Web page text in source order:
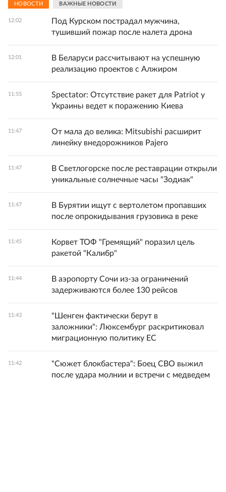
НОВОСТИ ВАЖНЫЕ НОВОСТИ
12:02
Под Курском пострадал мужчина,
тушивший пожар после налета дрона
12:01
В Беларуси рассчитывают на успешную
реализацию проектов с Алжиром
11:55
Spectator: Отсутствие ракет для Patriot у
Украины ведет к поражению Киева
11:47
От мала до велика: Mitsubishi расширит
линейку внедорожников Pajero
11:47
В Светлогорске после реставрации открыли
уникальные солнечные часы "Зодиак"
11:47
В Бурятии ищут с вертолетом пропавших
после опрокидывания грузовика в реке
11:45
Корвет ТОФ "Гремящий" поразил цель
ракетой "Калибр"
11:44
В аэропорту Сочи из-за ограничений
задерживаются более 130 рейсов
11:43
"Шенген фактически берут в
заложники": Люксембург раскритиковал
миграционную политику ЕС
11:42
"Сюжет блокбастера": Боец СВО выжил
после удара молнии и встречи с медведем